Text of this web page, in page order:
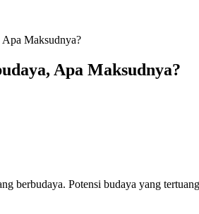
Maksudnya?
Apa Maksudnya?
berbudaya. Potensi budaya yang